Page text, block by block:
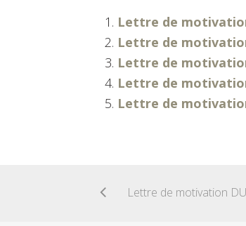
Lettre de
Lettre de
Lettre de
Lettre de
Lettre de
Lettre de motivation